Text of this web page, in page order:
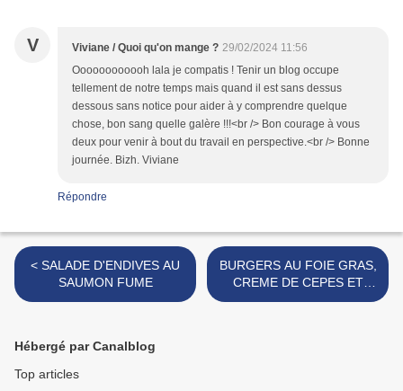
V Viviane / Quoi qu'on mange ? 29/02/2024 11:56
Oooooooooooh lala je compatis ! Tenir un blog occupe
tellement de notre temps mais quand il est sans dessus
dessous sans notice pour aider à y comprendre quelque
chose, bon sang quelle galère !!!<br /> Bon courage à vous
deux pour venir à bout du travail en perspective.<br /> Bonne
journée. Bizh. Viviane
Répondre
< SALADE D'ENDIVES AU
SAUMON FUME
BURGERS AU FOIE GRAS,
CREME DE CEPES ET
OIGNONS CARAMELISES
Hébergé par Canalblog
Top articles